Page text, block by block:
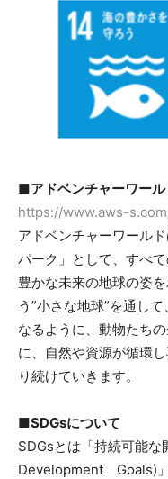
■アドベンチャーワール
https://www.aws-
アドベンチャーワール
パーク」として、すべ
豊かな未来の地球の姿
う”小さな地球”を通し
なるように、動物たち
に、自然や資源が循環
り続けていきます。
■SDGsについて
SDGsとは「持続可能
Development Goals)」